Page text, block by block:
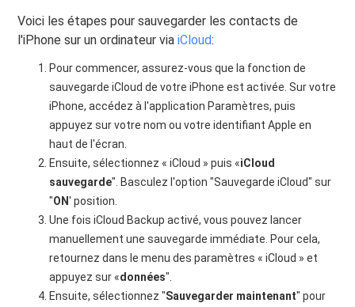
Voici les étapes pour sauvegarder les contacts de
l'iPhone sur un ordinateur viaiCloud:
Pour commencer, assurez-vous que la fonction de
sauvegarde iCloud de votre iPhone est activée. Sur votre
iPhone, accédez à l'application Paramètres, puis
appuyez sur votre nom ou votre identifiant Apple en
haut de l'écran.
Ensuite, sélectionnez « iCloud » puis «iCloud
sauvegarde". Basculez l'option "Sauvegarde iCloud" sur
"ON' position.
Une fois iCloud Backup activé, vous pouvez lancer
manuellement une sauvegarde immédiate. Pour cela,
retournez dans le menu des paramètres « iCloud » et
appuyez sur «données".
Ensuite, sélectionnez "Sauvegarder maintenant" pour